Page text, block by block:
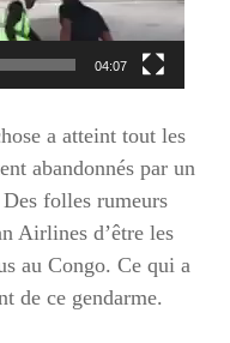
04:07
a atteint tout les
abandonnés par un
folles rumeurs
Airlines d’être les
au Congo. Ce qui a
de ce gendarme.